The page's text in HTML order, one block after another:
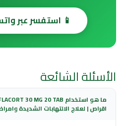
📱 استفسر عبر
الأسئلة الشائعة
اقراص | لعلاج الالتهابات الشديدة